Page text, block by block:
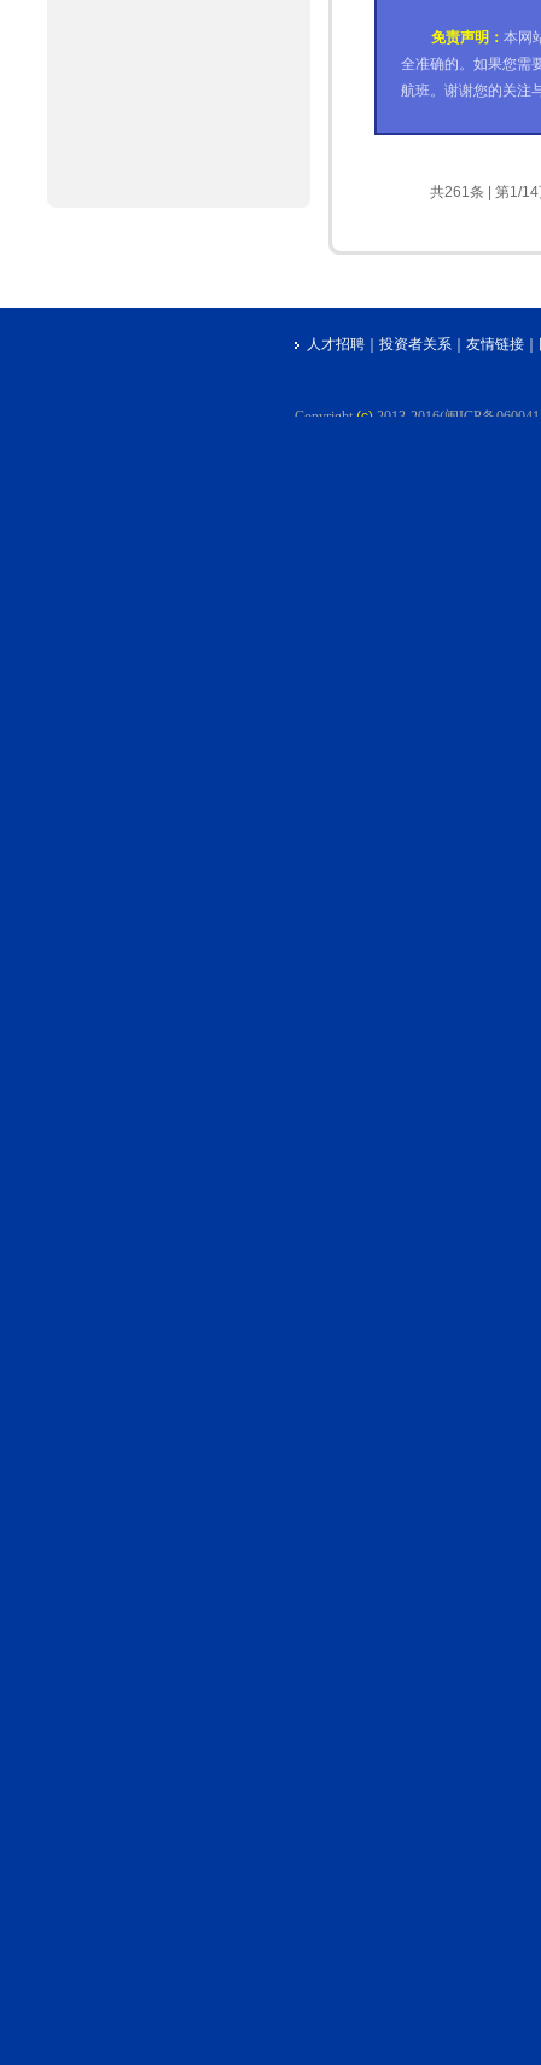
免责声明： 本网
全准确的。如果您需
航班。谢谢您的关注
共261条 | 第1/
人才招聘 投资者关系 友情链接
Copyright (c) 2013-2016(闽ICP备